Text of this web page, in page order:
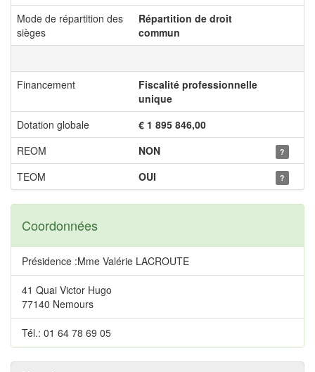
Mode de répartition des
sièges
Répartition de droit
commun
Financement
Fiscalité professionnelle
unique
Dotation globale
€ 1 895 846,00
REOM
NON ?
TEOM OUI ?
Coordonnées
Présidence :Mme Valérie LACROUTE
41 Quai Victor Hugo
77140 Nemours
Tél.: 01 64 78 69 05